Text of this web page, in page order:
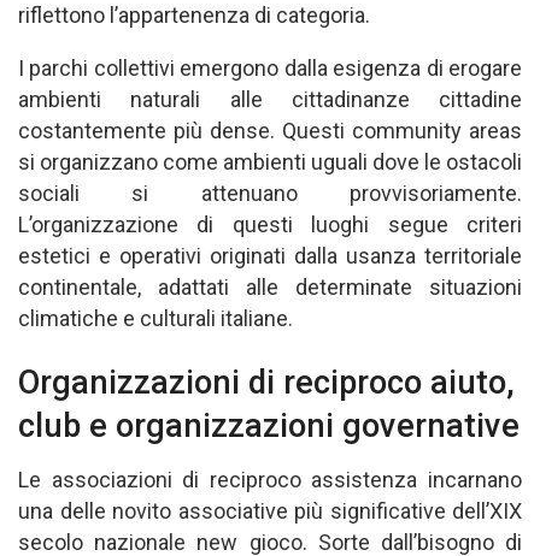
riflettono l’appartenenza di categoria.
I parchi collettivi emergono dalla esigenza di erogare
ambienti naturali alle cittadinanze cittadine
costantemente più dense. Questi community areas
si organizzano come ambienti uguali dove le ostacoli
sociali si attenuano provvisoriamente.
L’organizzazione di questi luoghi segue criteri
estetici e operativi originati dalla usanza territoriale
continentale, adattati alle determinate situazioni
climatiche e culturali italiane.
Organizzazioni di reciproco aiuto,
club e organizzazioni governative
Le associazioni di reciproco assistenza incarnano
una delle novito associative più significative dell’XIX
secolo nazionale new gioco. Sorte dall’bisogno di